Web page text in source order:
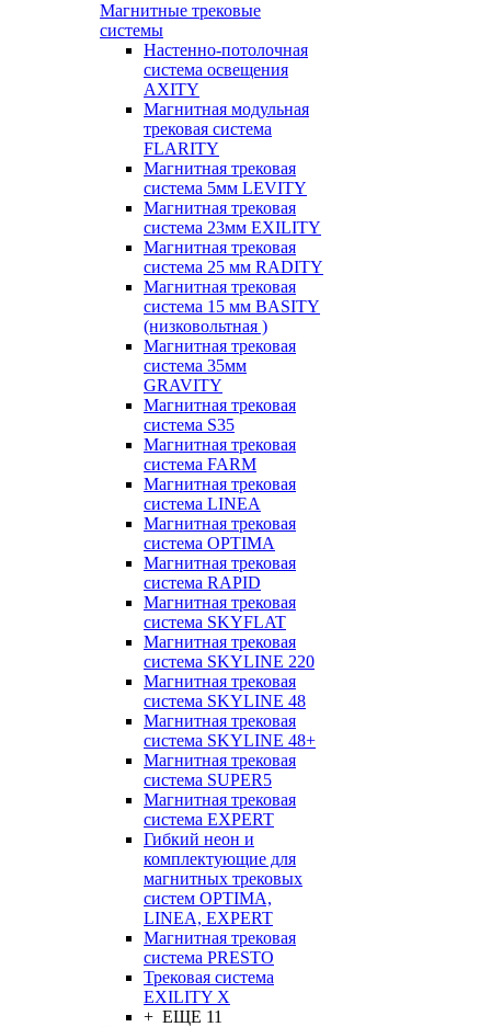
Магнитные трековые
системы
Настенно-потолочная
система освещения
AXITY
Магнитная модульная
трековая система
FLARITY
Магнитная трековая
система 5мм LEVITY
Магнитная трековая
система 23мм EXILITY
Магнитная трековая
система 25 мм RADITY
Магнитная трековая
система 15 мм BASITY
(низковольтная )
Магнитная трековая
система 35мм
GRAVITY
Магнитная трековая
система S35
Магнитная трековая
система FARM
Магнитная трековая
система LINEA
Магнитная трековая
система OPTIMA
Магнитная трековая
система RAPID
Магнитная трековая
система SKYFLAT
Магнитная трековая
система SKYLINE 220
Магнитная трековая
система SKYLINE 48
Магнитная трековая
система SKYLINE 48+
Магнитная трековая
система SUPER5
Магнитная трековая
система EXPERT
Гибкий неон и
комплектующие для
магнитных трековых
систем OPTIMA,
LINEA, EXPERT
Магнитная трековая
система PRESTO
Трековая система
EXILITY X
+ ЕЩЕ 11